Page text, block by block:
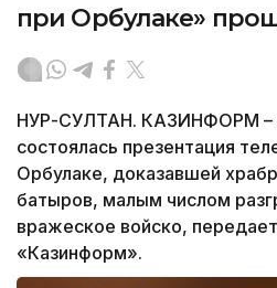
при Орбулаке»
НУР-СУЛТАН. КАЗИНФОРМ –
состоялась презентация
Орбулаке, доказавшей
батыров, малым числом
вражеское войско,
«Казинформ».